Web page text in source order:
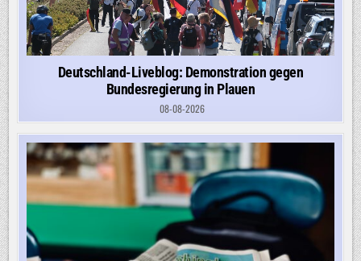
Deutschland-Liveblog: Demonstration gegen
Bundesregierung in Plauen
08-08-2026